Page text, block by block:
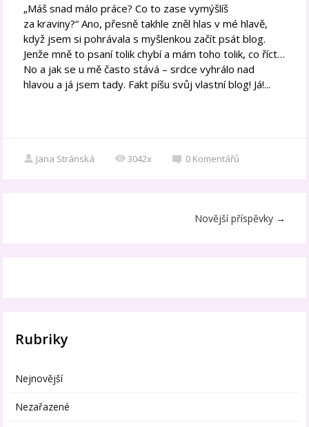
„Máš snad málo práce? Co to zase vymýšlíš
za kraviny?“ Ano, přesně takhle zněl hlas v mé hlavě,
když jsem si pohrávala s myšlenkou začít psát blog.
Jenže mně to psaní tolik chybí a mám toho tolik, co říct…
No a jak se u mě často stává – srdce vyhrálo nad
hlavou a já jsem tady. Fakt píšu svůj vlastní blog! Já!...
Jana Stránská 3042x 0 Komentářů
Novější příspěvky →
Rubriky
Nejnovější
Nezařazené